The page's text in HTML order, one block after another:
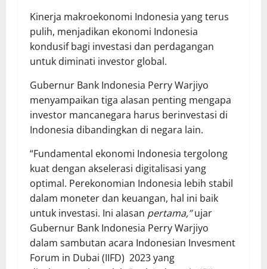
Kinerja makroekonomi Indonesia yang terus
pulih, menjadikan ekonomi Indonesia
kondusif bagi investasi dan perdagangan
untuk diminati investor global.
Gubernur Bank Indonesia Perry Warjiyo
menyampaikan tiga alasan penting mengapa
investor mancanegara harus berinvestasi di
Indonesia dibandingkan di negara lain.
“Fundamental ekonomi Indonesia tergolong
kuat dengan akselerasi digitalisasi yang
optimal. Perekonomian Indonesia lebih stabil
dalam moneter dan keuangan, hal ini baik
untuk investasi. Ini alasan pertama,”ujar
Gubernur Bank Indonesia Perry Warjiyo
dalam sambutan acara Indonesian Invesment
Forum in Dubai (IIFD) 2023 yang